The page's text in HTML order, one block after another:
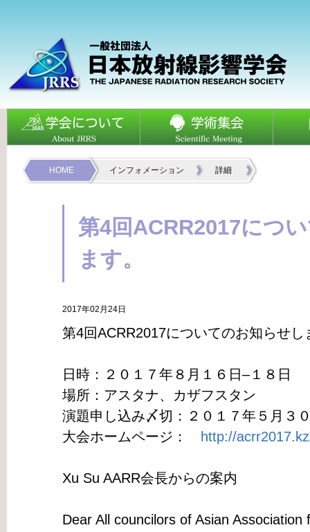
HOME インフォメーション 詳細
第4回ACRR2017につ
ます。
2017年02月24日
第4回ACRR2017についてのお知らせし
日時：２０１７年８月１６日–１８日
場所：アスタナ、カザフスタン
演題申し込み〆切：２０１７年５月３
大会ホームページ：
http://
Xu Su AARR会長からの案内
Dear All councilors of Asian